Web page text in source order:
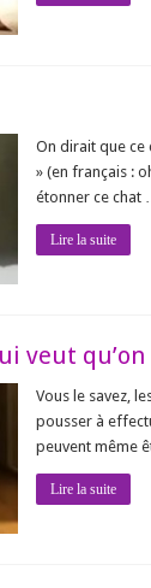
On dirait que ce
» (en français :
étonner ce chat …
Lire la suite
veut
Vous le savez,
pousser à
peuvent même
Lire la suite